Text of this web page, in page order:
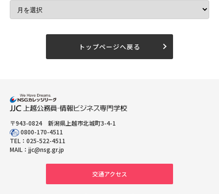
トップページへ戻る
〒943-0824 新潟県上越市北城町3-4-1
0800-170-4511
TEL： 025-522-4511
MAIL： jjc@nsg.gr.jp
交通アクセス